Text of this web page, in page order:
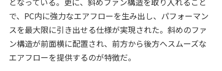
で、PC内に強力なエアフローを生み出し、パフォーマン
スを最大限に引き出せる仕様が実現された。斜めのファ
ン構造が前面横に配置され、前方から後方へスムーズな
エアフローを提供するのが特徴だ。